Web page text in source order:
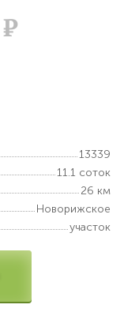
Р
13339
11.1 соток
26 км
Новорижское
участок